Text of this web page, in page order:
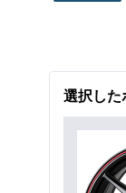
選択した